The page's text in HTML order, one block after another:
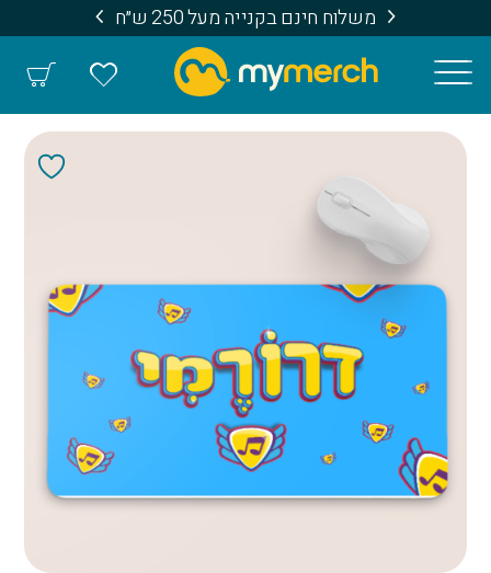
משלוח חינם בקנייה מעל 250 ש״ח